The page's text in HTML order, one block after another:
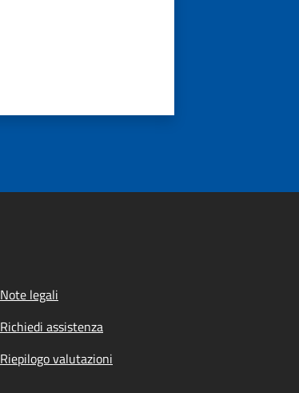
Note legali
Richiedi assistenza
Riepilogo valutazioni